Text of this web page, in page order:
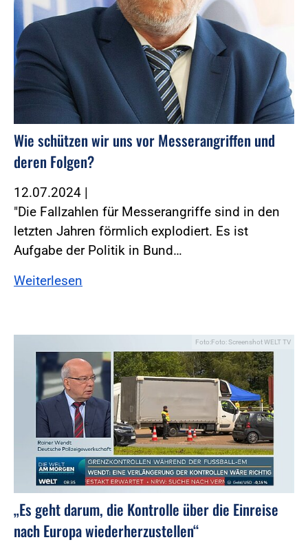
Wie schützen wir uns vor Messerangriffen und
deren Folgen?
12.07.2024 |
"Die Fallzahlen für Messerangriffe sind in den
letzten Jahren förmlich explodiert. Es ist
Aufgabe der Politik in Bund…
Weiterlesen
Foto:Foto: Screenshot WELT TV
„Es geht darum, die Kontrolle über die Einreise
nach Europa wiederherzustellen“